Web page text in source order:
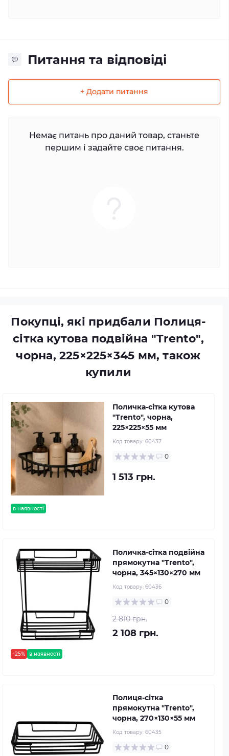
Питання та відповіді
+ Додати питання
Немає питань про даний товар, станьте
першим і задайте своє питання.
Покупці, які придбали Полиця-
сітка кутова подвійна "Trento",
чорна, 225×225×345 мм, також
купили
в наявності
Поличка-сітка кутова
"Trento", чорна,
225×225×55 мм
Код товару: 60437
0
1 513 грн.
-25% в наявності
Поличка-сітка подвійна
прямокутна "Trento",
чорна, 345×130×270 мм
Код товару: 60436
0
2 810 грн.
2 108 грн.
Полиця-сітка
прямокутна "Trento",
чорна, 270×130×55 мм
Код товару: 60435
0